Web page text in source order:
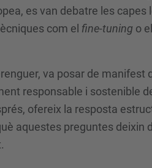
es van debatre les
com el fine-tuning o el
va posar de manifest
responsable i sostenible
ofereix la resposta
aquestes preguntes deixin